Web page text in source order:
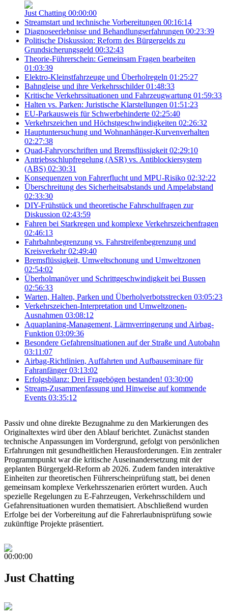
Just Chatting 00:00:00
Streamstart und technische Vorbereitungen 00:16:14
Diagnoseerlebnisse und Behandlungserfahrungen 00:23:39
Politische Diskussion: Reform des Bürgergelds zu
Grundsicherungsgeld 00:32:43
Theorie-Führerschein: Gemeinsam Fragen bearbeiten
01:03:39
Elektro-Kleinstfahrzeuge und Überholregeln 01:25:27
Bahngleise und ihre Verkehrsschilder 01:48:33
Kritische Verkehrssituationen und Fahrzeugwartung 01:59:33
Halten vs. Parken: Juristische Klarstellungen 01:51:23
EU-Parkausweis für Schwerbehinderte 02:25:40
Verkehrszeichen und Höchstgeschwindigkeiten 02:26:32
Hauptuntersuchung und Wohnanhänger-Kurvenverhalten
02:27:38
Quad-Fahrvorschriften und Bremsflüssigkeit 02:29:10
Antriebsschlupfregelung (ASR) vs. Antiblockiersystem
(ABS) 02:30:31
Konsequenzen von Fahrerflucht und MPU-Risiko 02:32:22
Überschreitung des Sicherheitsabstands und Ampelabstand
02:33:30
DIY-Frühstück und theoretische Fahrschulfragen zur
Diskussion 02:43:59
Fahren bei Starkregen und komplexe Verkehrszeichenfragen
02:46:13
Fahrbahnbegrenzung vs. Fahrstreifenbegrenzung und
Kreisverkehr 02:49:40
Bremsflüssigkeit, Umweltschonung und Umweltzonen
02:54:02
Überholmanöver und Schrittgeschwindigkeit bei Bussen
02:56:33
Warten, Halten, Parken und Überholverbotsstrecken 03:05:23
Verkehrszeichen-Interpretation und Umweltzonen-
Ausnahmen 03:08:12
Aquaplaning-Management, Lärmverringerung und Airbag-
Funktion 03:09:36
Besondere Gefahrensituationen auf der Straße und Autobahn
03:11:07
Airbag-Richtlinien, Auffahrten und Aufbauseminare für
Fahranfänger 03:13:02
Erfolgsbilanz: Drei Fragebögen bestanden! 03:30:00
Stream-Zusammenfassung und Hinweise auf kommende
Events 03:35:12
Passiv und ohne direkte Bezugnahme zu den Markierungen des
Originaltextes wird über den Ablauf berichtet. Zunächst standen
technische Anpassungen im Vordergrund, gefolgt von persönlichen
Erfahrungen mit gesundheitlichen Herausforderungen. Ein zentraler
Programmpunkt war die kritische Auseinandersetzung mit der
geplanten Bürgergeld-Reform ab 2026. Zudem fanden interaktive
Einheiten zur theoretischen Führerscheinprüfung statt, bei denen
gemeinsam komplexe Verkehrsszenarien erörtert wurden. Auch
spezielle Regelungen zu E-Fahrzeugen, Verkehrsschildern und
Gefahrensituationen wurden thematisiert. Abschließend wurden
Erfolge bei der Vorbereitung auf die Fahrerlaubnisprüfung sowie
zukünftige Projekte präsentiert.
00:00:00
Just Chatting